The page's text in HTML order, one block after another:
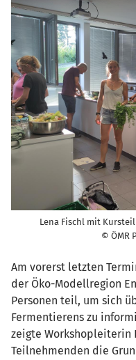
Lena Fischl mit
© ÖMR
Am vorerst letzten
der Öko-Modellregion
Personen teil, um sich
Fermentierens zu
zeigte Workshopleiterin
Teilnehmenden die